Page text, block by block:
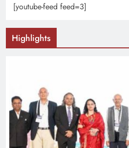
[youtube-feed feed=3]
Highlights